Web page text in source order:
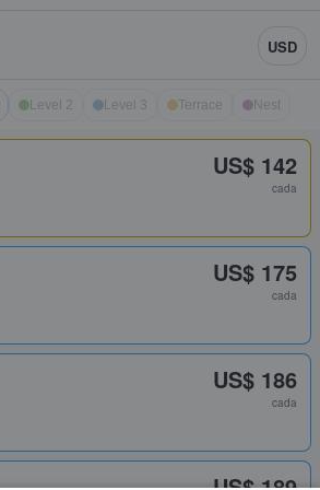
USD
Level 2 Level 3 Terrace Nest
US$ 142
cada
US$ 175
cada
US$ 186
cada